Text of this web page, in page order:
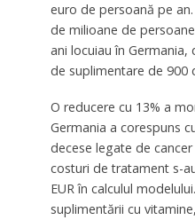
euro de persoană pe
de milioane de
ani locuiau în Germania,
de suplimentare de 900
O reducere cu 13% a
Germania a corespuns
decese legate de
costuri de tratament s-
EUR în calculul
suplimentării cu